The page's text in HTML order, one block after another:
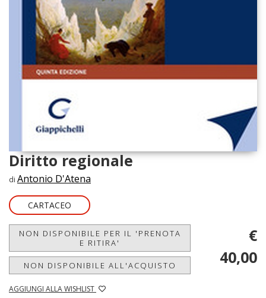
Diritto regionale
di Antonio D'Atena
CARTACEO
NON DISPONIBILE PER IL 'PRENOTA
E RITIRA'
NON DISPONIBILE ALL'ACQUISTO
AGGIUNGI ALLA WISHLIST
€
40,00